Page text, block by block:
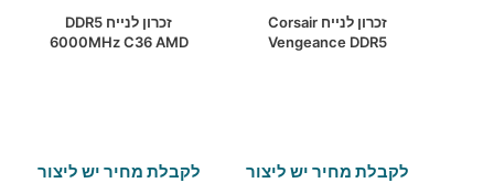
זכרון לנייח Corsair
Vengeance DDR5
לקבלת מחיר יש ליצור
זכרון לנייח DDR5
6000MHz C36 AMD
לקבלת מחיר יש ליצור